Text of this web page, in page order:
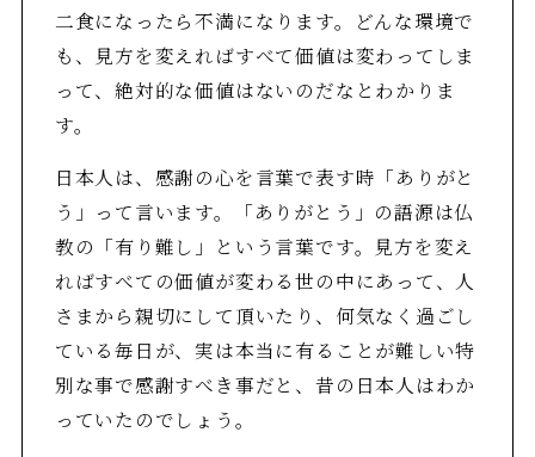
二食になったら不満になります。どんな環境で
も、見方を変えればすべて価値は変わってしま
って、絶対的な価値はないのだなとわかりま
す。
日本人は、感謝の心を言葉で表す時「ありがと
う」って言います。「ありがとう」の語源は仏
教の「有り難し」という言葉です。見方を変え
ればすべての価値が変わる世の中にあって、人
さまから親切にして頂いたり、何気なく過ごし
ている毎日が、実は本当に有ることが難しい特
別な事で感謝すべき事だと、昔の日本人はわか
っていたのでしょう。